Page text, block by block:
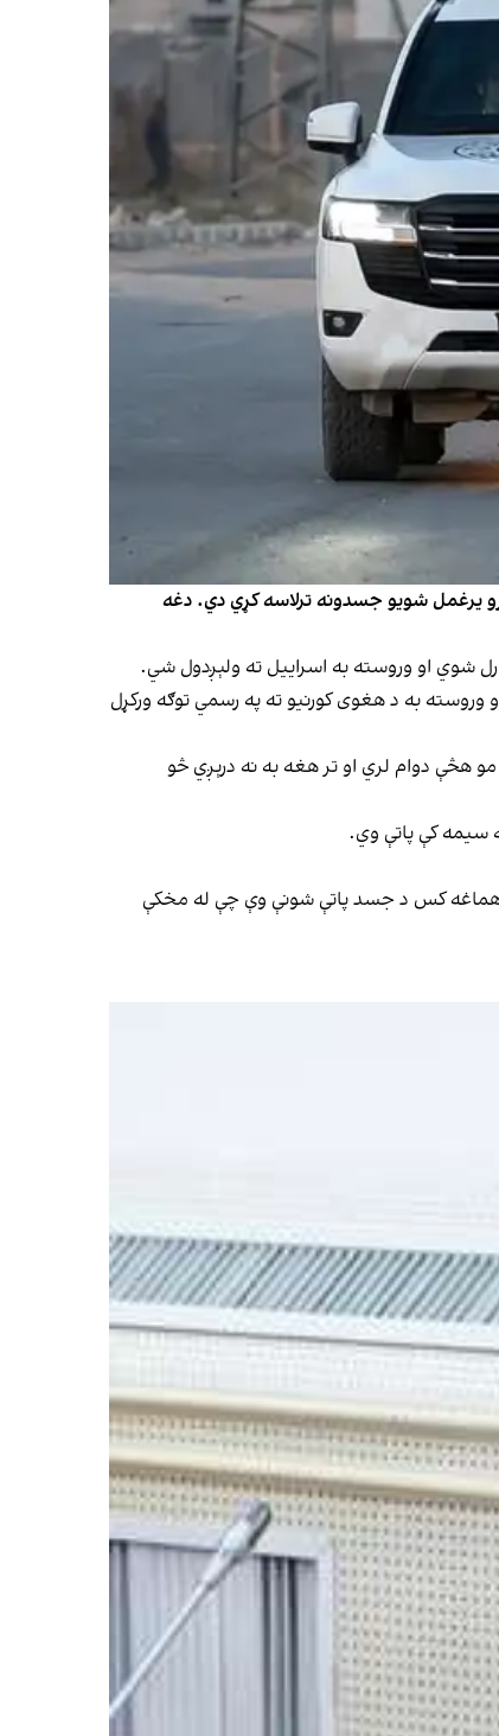
یرغمل شویو جسدونه ترلاسه کړي دي. دغه
شوي او وروسته به اسراییل ته ولېږدول شي.
وروسته به د هغوی کورنیو ته په رسمي توګه ورکړل
مو هڅې دوام لري او تر هغه به نه درېږي څو
سیمه کې پاتې وي.
هماغه کس د جسد پاتې شونې وې چې له مخکې